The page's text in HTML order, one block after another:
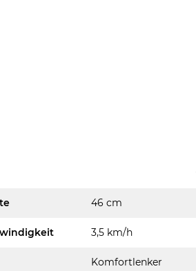
46 cm
3,5 km/h
Komfortlenker